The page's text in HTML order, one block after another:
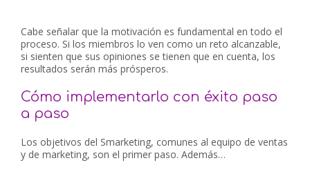
Cabe señalar que la motivación es fundamental en todo el
proceso. Si los miembros lo ven como un reto alcanzable,
si sienten que sus opiniones se tienen que en cuenta, los
resultados serán más prósperos.
Cómo implementarlo con éxito paso
a paso
Los objetivos del Smarketing, comunes al equipo de ventas
y de marketing, son el primer paso. Además…